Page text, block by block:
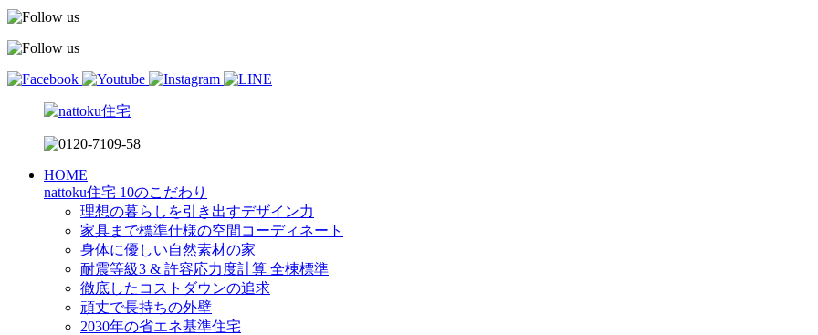
HOME
nattoku住宅 10のこだわり
理想の暮らしを引き出すデザイン力
家具まで標準仕様の空間コーディネート
身体に優しい自然素材の家
耐震等級3 & 許容応力度計算 全棟標準
徹底したコストダウンの追求
頑丈で長持ちの外壁
2030年の省エネ基準住宅